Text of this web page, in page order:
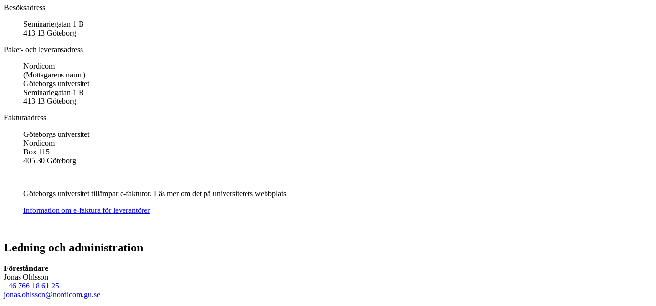
Besöksadress
Seminariegatan 1 B
413 13 Göteborg
Paket- och leveransadress
Nordicom
(Mottagarens namn)
Göteborgs universitet
Seminariegatan 1 B
413 13 Göteborg
Fakturaadress
Göteborgs universitet
Nordicom
Box 115
405 30 Göteborg
Göteborgs universitet tillämpar e-fakturor. Läs mer om det på universitetets webbplats.
Information om e-faktura för leverantörer
Ledning och administration
Föreståndare
Jonas Ohlsson
+46 766 18 61 25
jonas.ohlsson@nordicom.gu.se